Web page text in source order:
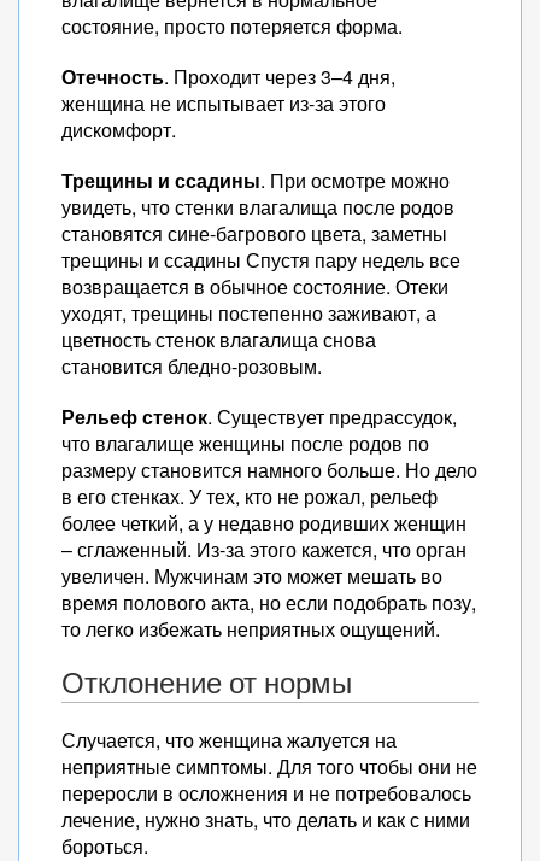
состояние, просто потеряется форма.
Отечность. Проходит через 3–4 дня,
женщина не испытывает из-за этого
дискомфорт.
Трещины и ссадины. При осмотре можно
увидеть, что стенки влагалища после родов
становятся сине-багрового цвета, заметны
трещины и ссадины Спустя пару недель все
возвращается в обычное состояние. Отеки
уходят, трещины постепенно заживают, а
цветность стенок влагалища снова
становится бледно-розовым.
Рельеф стенок. Существует предрассудок,
что влагалище женщины после родов по
размеру становится намного больше. Но дело
в его стенках. У тех, кто не рожал, рельеф
более четкий, а у недавно родивших женщин
– сглаженный. Из-за этого кажется, что орган
увеличен. Мужчинам это может мешать во
время полового акта, но если подобрать позу,
то легко избежать неприятных ощущений.
Отклонение от нормы
Случается, что женщина жалуется на
неприятные симптомы. Для того чтобы они не
переросли в осложнения и не потребовалось
лечение, нужно знать, что делать и как с ними
бороться.